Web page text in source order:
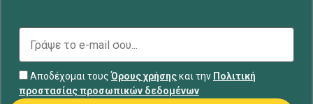
Ιδεοψυχαναγκαστική διαταραχή (OCD)
Κατάθλιψη Κοινωνικό άγχος
Κρίσεις πανικού Πένθος
Αποδέχομαι τουςΌρους χρήσηςκαι την Πολιτική
προστασίας προσωπικών δεδομένων